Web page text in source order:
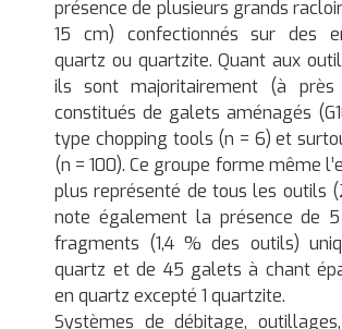
présence de plusieurs grands
15 cm) confectionnés sur des
quartz ou quartzite. Quant aux
ils sont majoritairement (à
constitués de galets aménagés
type chopping tools (n = 6) et
(n = 100). Ce groupe forme même
plus représenté de tous les outils
note également la présence de
fragments (1,4 % des outils)
quartz et de 45 galets à chant
en quartz excepté 1 quartzite.
Systèmes de débitage,